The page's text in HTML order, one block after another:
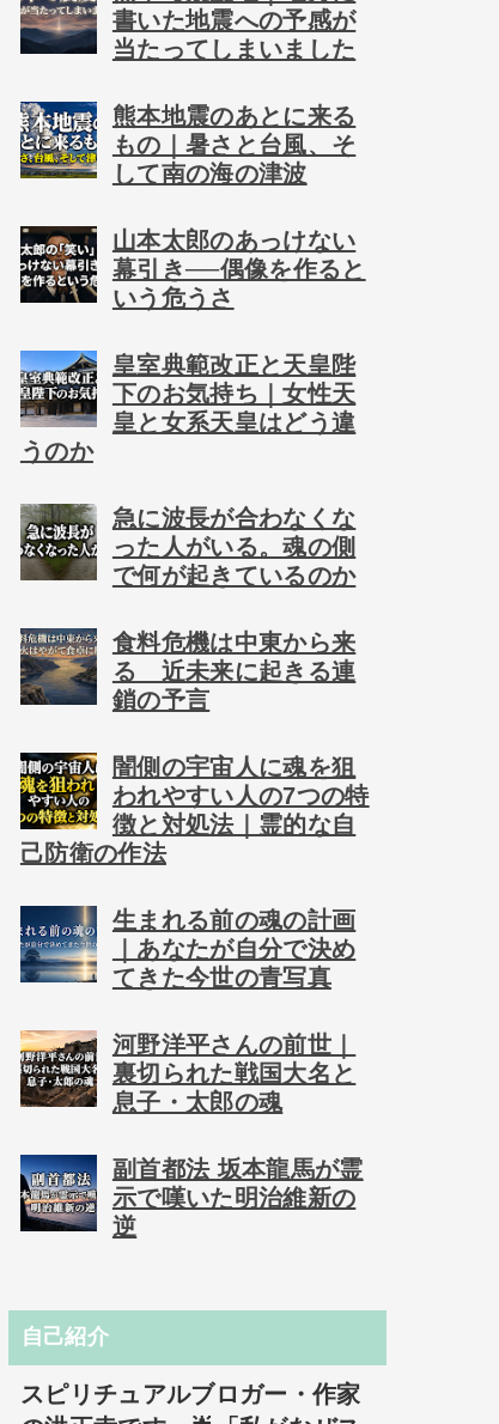
書いた地震への予感が
当たってしまいました
熊本地震のあとに来る
もの｜暑さと台風、そ
して南の海の津波
山本太郎のあっけない
幕引き──偶像を作ると
いう危うさ
皇室典範改正と天皇陛
下のお気持ち｜女性天
皇と女系天皇はどう違
うのか
急に波長が合わなくな
った人がいる。魂の側
で何が起きているのか
食料危機は中東から来
る 近未来に起きる連
鎖の予言
闇側の宇宙人に魂を狙
われやすい人の7つの特
徴と対処法｜霊的な自
己防衛の作法
生まれる前の魂の計画
｜あなたが自分で決め
てきた今世の青写真
河野洋平さんの前世｜
裏切られた戦国大名と
息子・太郎の魂
副首都法 坂本龍馬が霊
示で嘆いた明治維新の
逆
自己紹介
スピリチュアルブロガー・作家